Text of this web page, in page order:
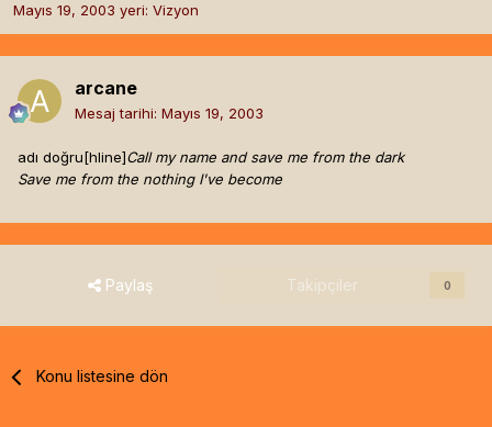
Mayıs 19, 2003 yeri: Vizyon
arcane
Mesaj tarihi: Mayıs 19, 2003
adı doğru[hline]Call my name and save me from the dark
Save me from the nothing I've become
Paylaş Takipçiler 0
Konu listesine dön